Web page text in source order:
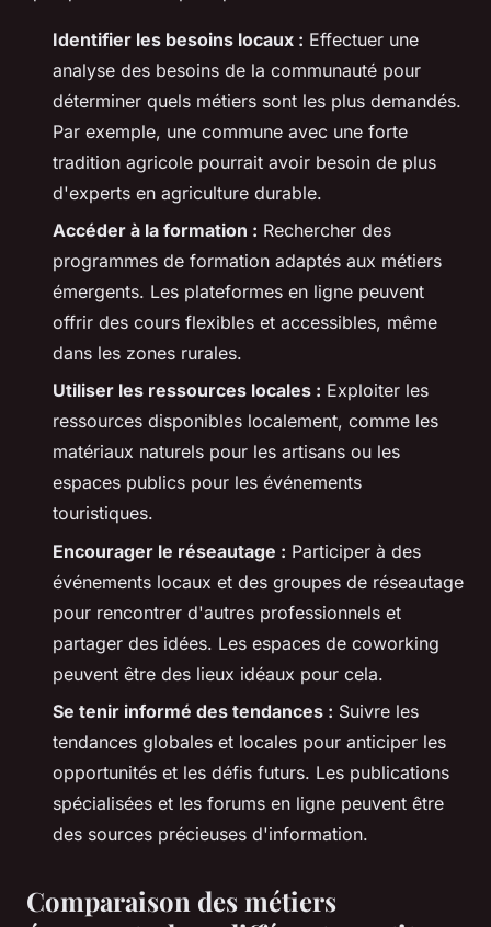
Identifier les besoins locaux : Effectuer une
analyse des besoins de la communauté pour
déterminer quels métiers sont les plus demandés.
Par exemple, une commune avec une forte
tradition agricole pourrait avoir besoin de plus
d'experts en agriculture durable.
Accéder à la formation : Rechercher des
programmes de formation adaptés aux métiers
émergents. Les plateformes en ligne peuvent
offrir des cours flexibles et accessibles, même
dans les zones rurales.
Utiliser les ressources locales : Exploiter les
ressources disponibles localement, comme les
matériaux naturels pour les artisans ou les
espaces publics pour les événements
touristiques.
Encourager le réseautage : Participer à des
événements locaux et des groupes de réseautage
pour rencontrer d'autres professionnels et
partager des idées. Les espaces de coworking
peuvent être des lieux idéaux pour cela.
Se tenir informé des tendances : Suivre les
tendances globales et locales pour anticiper les
opportunités et les défis futurs. Les publications
spécialisées et les forums en ligne peuvent être
des sources précieuses d'information.
Comparaison des métiers